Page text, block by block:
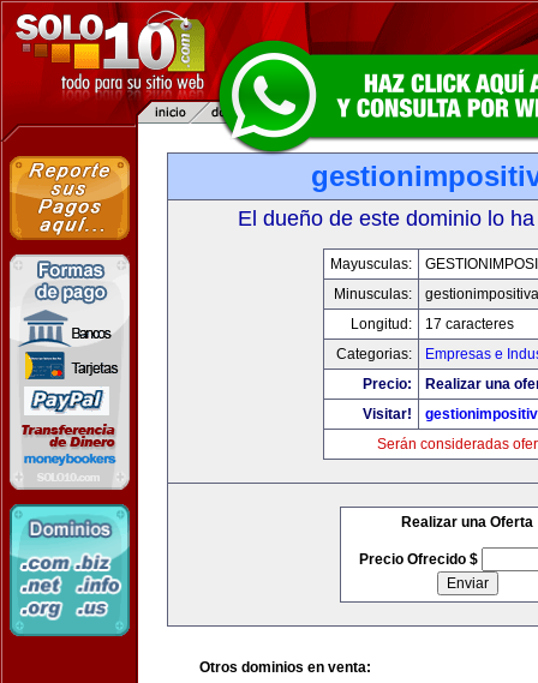
El dueño de este dominio lo
Mayusculas:
Minusculas:
Longitud:
17 caracteres
Categorias:
Empresas e
Precio:
Realizar una
Visitar!
Serán consideradas
Realizar una Oferta
Precio Ofrecido $
Otros dominios en venta: